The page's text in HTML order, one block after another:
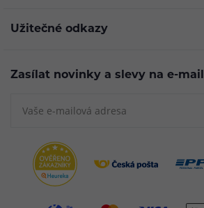
Užitečné odkazy
Zasílat novinky a slevy na e-mail